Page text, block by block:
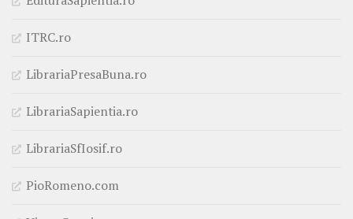
ITRC.ro
LibrariaPresaBuna.ro
LibrariaSapientia.ro
LibrariaSfIosif.ro
PioRomeno.com